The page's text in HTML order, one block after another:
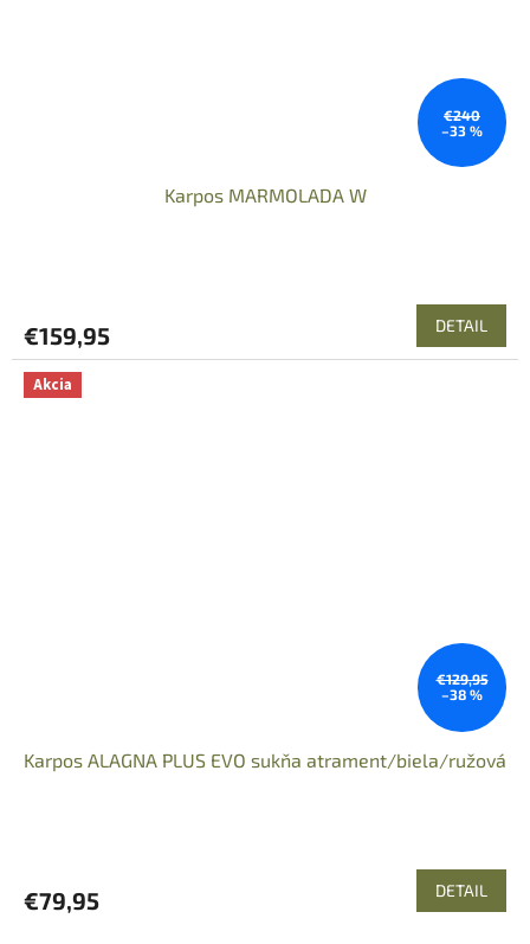
€240
–33 %
Karpos MARMOLADA W
€159,95 DETAIL
Akcia
€129,95
–38 %
Karpos ALAGNA PLUS EVO sukňa atrament/biela/ružová
€79,95 DETAIL